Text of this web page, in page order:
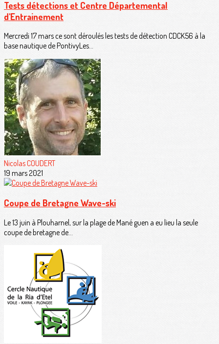
Tests détections et Centre Départemental
d'Entrainement
Mercredi 17 mars ce sont déroulés les tests de détection CDCK56 à la
base nautique de PontivyLes...
Nicolas COUDERT
19 mars 2021
Coupe de Bretagne Wave-ski
Le 13 juin à Plouharnel, sur la plage de Mané guen a eu lieu la seule
coupe de bretagne de...